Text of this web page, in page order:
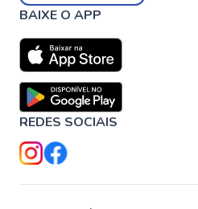
BAIXE O APP
REDES SOCIAIS